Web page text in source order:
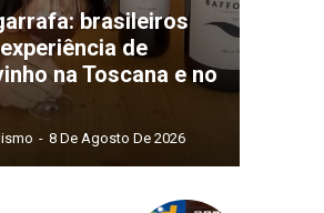
brasileiros
de
na Toscana e no
- 8 De Agosto De 2026